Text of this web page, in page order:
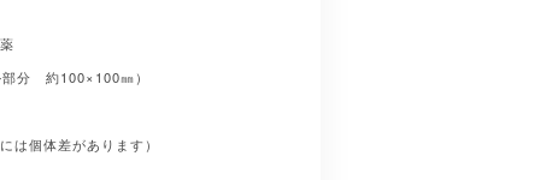
分 約100×100㎜）
は個体差があります）